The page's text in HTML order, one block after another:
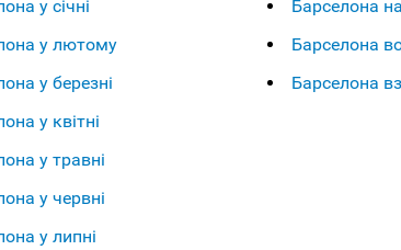
у січні
у лютому
у березні
у квітні
у травні
у червні
у липні
Барселона
Барселона
Барселона